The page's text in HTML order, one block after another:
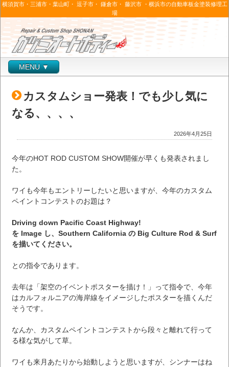
横須賀市・三浦市・葉山町・ 逗子市・ 鎌倉市・ 藤沢市 ・横浜市の自動車板金塗装修理工
場
MENU ▼
カスタムショー発表！でも少し気に
なる、、、、
2026年4月25日
今年のHOT ROD CUSTOM SHOW開催が早くも発表されまし
た。
ワイも今年もエントリーしたいと思いますが、今年のカスタム
ペイントコンテストのお題は？
Driving down Pacific Coast Highway!
を Image し、Southern California の Big Culture Rod & Surf
を描いてください。
との指令であります。
去年は「架空のイベントポスターを描け！」って指令で、今年
はカルフォルニアの海岸線をイメージしたポスターを描くんだ
そうです。
なんか、カスタムペイントコンテストから段々と離れて行って
る様な気がして草。
ワイも来月あたりから始動しようと思いますが、シンナーはね